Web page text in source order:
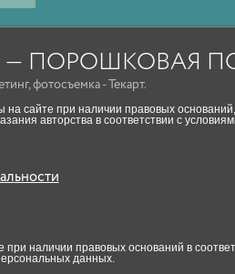
— ПОРОШКОВАЯ
,фотосъемка- Текарт.
на сайте при наличии правовых
авторства в соответствии с
наличии правовых оснований в
данных.